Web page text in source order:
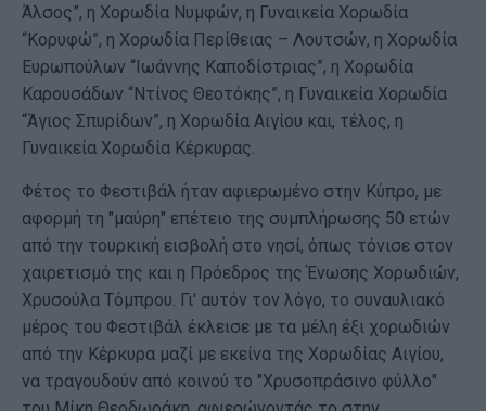
Άλσος”, η Χορωδία Νυμφών, η Γυναικεία Χορωδία
“Κορυφώ”, η Χορωδία Περίθειας – Λουτσών, η Χορωδία
Ευρωπούλων “Ιωάννης Καποδίστριας”, η Χορωδία
Καρουσάδων “Ντίνος Θεοτόκης”, η Γυναικεία Χορωδία
“Άγιος Σπυρίδων”, η Χορωδία Αιγίου και, τέλος, η
Γυναικεία Χορωδία Κέρκυρας.
Φέτος το Φεστιβάλ ήταν αφιερωμένο στην Κύπρο, με
αφορμή τη "μαύρη" επέτειο της συμπλήρωσης 50 ετών
από την τουρκική εισβολή στο νησί, όπως τόνισε στον
χαιρετισμό της και η Πρόεδρος της Ένωσης Χορωδιών,
Χρυσούλα Τόμπρου. Γι' αυτόν τον λόγο, το συναυλιακό
μέρος του Φεστιβάλ έκλεισε με τα μέλη έξι χορωδιών
από την Κέρκυρα μαζί με εκείνα της Χορωδίας Αιγίου,
να τραγουδούν από κοινού το "Χρυσοπράσινο φύλλο"